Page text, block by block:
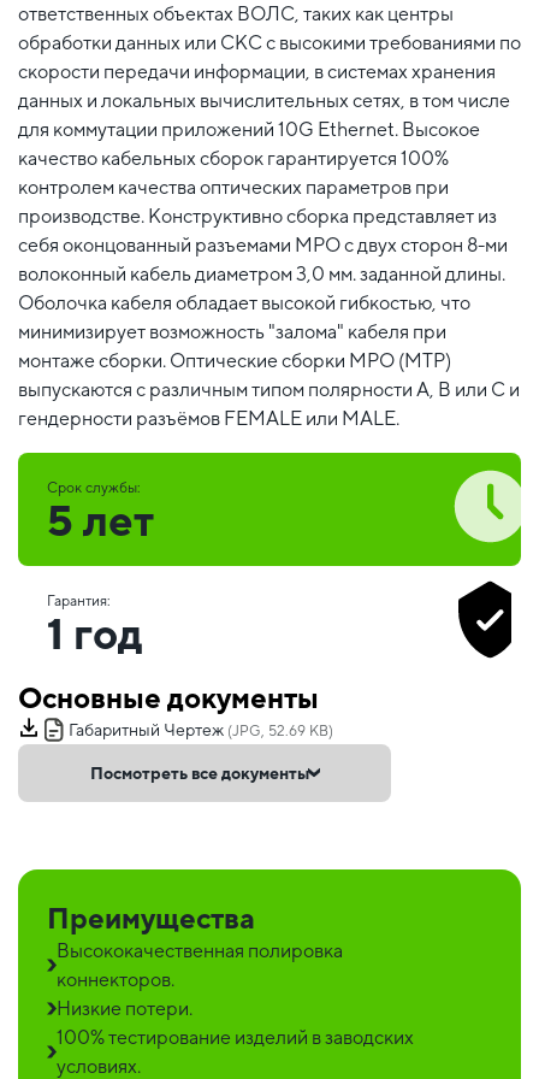
ответственных объектах ВОЛС, таких как центры
обработки данных или СКС с высокими требованиями по
скорости передачи информации, в системах хранения
данных и локальных вычислительных сетях, в том числе
для коммутации приложений 10G Ethernet. Высокое
качество кабельных сборок гарантируется 100%
контролем качества оптических параметров при
производстве. Конструктивно сборка представляет из
себя оконцованный разъемами MPO c двух сторон 8-ми
волоконный кабель диаметром 3,0 мм. заданной длины.
Оболочка кабеля обладает высокой гибкостью, что
минимизирует возможность "залома" кабеля при
монтаже сборки. Оптические сборки MPO (MTP)
выпускаются с различным типом полярности А, В или С и
гендерности разъёмов FEMALE или MALE.
Срок службы:
5 лет
Гарантия:
1 год
Основные документы
Габаритный Чертеж (JPG, 52.69 KB)
Посмотреть все документы
Преимущества
Высококачественная полировка
коннекторов.
Низкие потери.
100% тестирование изделий в заводских
условиях.